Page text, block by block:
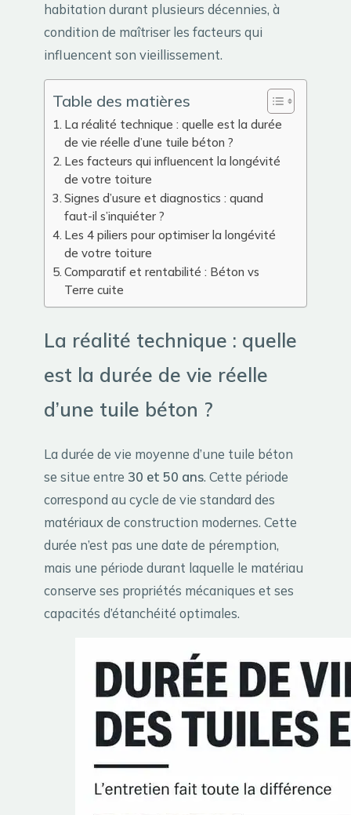
habitation durant plusieurs décennies, à
condition de maîtriser les facteurs qui
influencent son vieillissement.
Table des matières
La réalité technique : quelle est la durée
de vie réelle d’une tuile béton ?
Les facteurs qui influencent la longévité
de votre toiture
Signes d’usure et diagnostics : quand
faut-il s’inquiéter ?
Les 4 piliers pour optimiser la longévité
de votre toiture
Comparatif et rentabilité : Béton vs
Terre cuite
La réalité technique : quelle
est la durée de vie réelle
d’une tuile béton ?
La durée de vie moyenne d’une tuile béton
se situe entre 30 et 50 ans. Cette période
correspond au cycle de vie standard des
matériaux de construction modernes. Cette
durée n’est pas une date de péremption,
mais une période durant laquelle le matériau
conserve ses propriétés mécaniques et ses
capacités d’étanchéité optimales.